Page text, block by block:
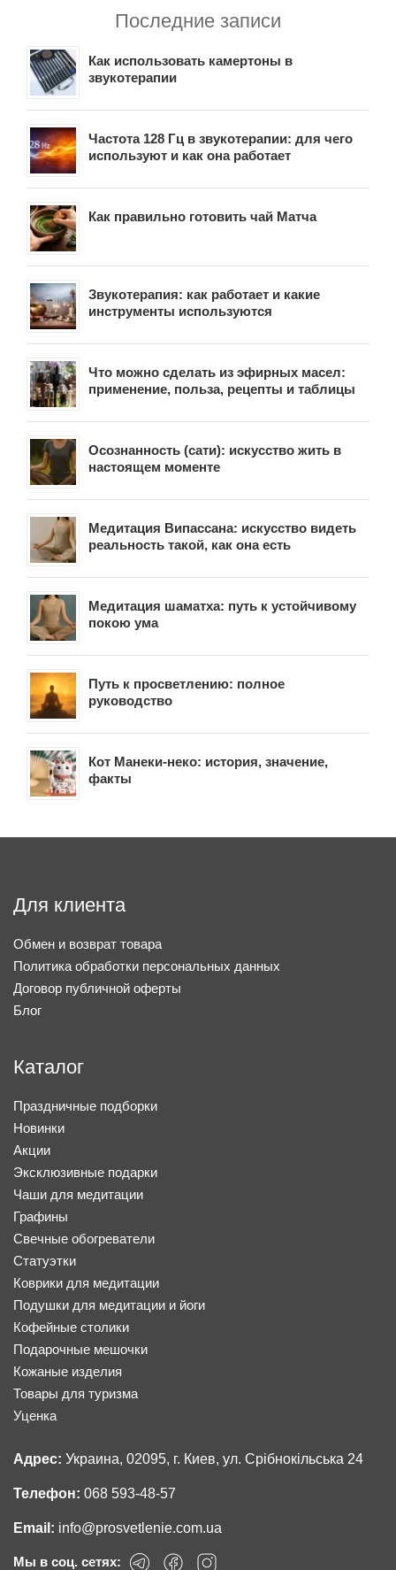
Последние записи
Как использовать камертоны в
звукотерапии
Частота 128 Гц в звукотерапии: для чего
используют и как она работает
Как правильно готовить чай Матча
Звукотерапия: как работает и какие
инструменты используются
Что можно сделать из эфирных масел:
применение, польза, рецепты и таблицы
Осознанность (сати): искусство жить в
настоящем моменте
Медитация Випассана: искусство видеть
реальность такой, как она есть
Медитация шаматха: путь к устойчивому
покою ума
Путь к просветлению: полное
руководство
Кот Манеки-неко: история, значение,
факты
Для клиента
Обмен и возврат товара
Политика обработки персональных данных
Договор публичной оферты
Блог
Каталог
Праздничные подборки
Новинки
Акции
Эксклюзивные подарки
Чаши для медитации
Графины
Свечные обогреватели
Статуэтки
Коврики для медитации
Подушки для медитации и йоги
Кофейные столики
Подарочные мешочки
Кожаные изделия
Товары для туризма
Уценка
Адрес: Украина, 02095, г. Киев, ул. Срібнокільська 24
Телефон: 068 593-48-57
Email: info@prosvetlenie.com.ua
Мы в соц. сетях: